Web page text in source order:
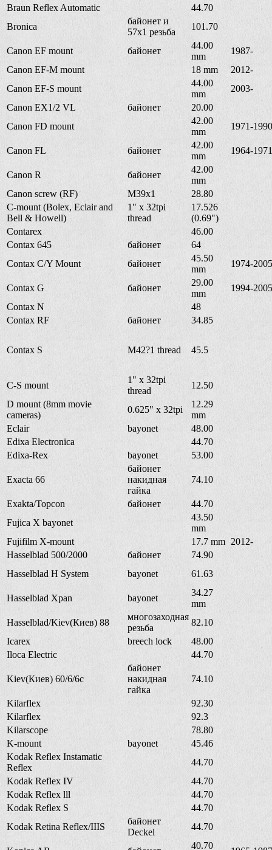
Braun Reflex Automatic
44.70
Bronica
байонет и
57x1 резьба
101.70
Canon EF mount байонет
44.00
mm
1987-
Canon EF-M mount
18 mm
2012-
Canon EF-S mount
44.00
mm
2003-
Canon EX1/2 VL
байонет
20.00
Canon FD mount
42.00
mm
1971-1990
Canon FL байонет
42.00
mm
1964-1971
Canon R байонет
42.00
mm
Canon screw (RF)
M39x1
28.80
C-mount (Bolex, Eclair and
Bell & Howell)
1" x 32tpi
thread
17.526
(0.69")
Contarex
46.00
Contax 645
байонет
64
Contax C/Y Mount
байонет
45.50
mm
1974-2005
Contax G байонет
29.00
mm
1994-2005
Contax N
48
Contax RF
байонет 34.85
Contax S M42?1 thread 45.5
C-S mount
1" x 32tpi
thread
12.50
D mount (8mm movie
cameras)
0.625" x 32tpi
12.29
mm
Eclair
bayonet
48.00
Edixa Electronica
44.70
Edixa-Rex
bayonet 53.00
Exacta 66
байонет
накидная
гайка
74.10
Exakta/Topcon байонет
44.70
Fujica X bayonet
43.50
mm
Fujifilm X-mount
17.7 mm 2012-
Hasselblad 500/2000
байонет
74.90
Hasselblad H System
bayonet 61.63
Hasselblad Xpan bayonet
34.27
mm
Hasselblad/Kiev(Киев) 88
многозаходная
резьба
82.10
Icarex
breech lock
48.00
Iloca Electric
44.70
Kiev(Киев) 60/6/6с
байонет
накидная
гайка
74.10
Kilarflex
92.30
Kilarflex
92.3
Kilarscope
78.80
K-mount
bayonet
45.46
Kodak Reflex Instamatic
Reflex
44.70
Kodak Reflex IV
44.70
Kodak Reflex lll
44.70
Kodak Reflex S
44.70
Kodak Retina Reflex/IIIS
байонет
Deckel
44.70
40.70